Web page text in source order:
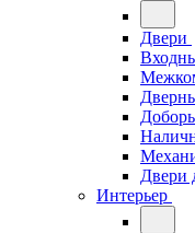
Двери
Двери
Интерьер